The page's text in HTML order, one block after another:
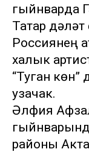
гыйнварда
Татар
Россиянең
халык
“Туган
узачак.
Әлфия
районы